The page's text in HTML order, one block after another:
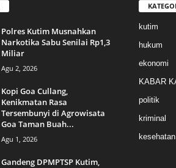
Polres Kutim Musnahkan
Narkotika Sabu Senilai Rp1,3
Miliar
Agu 2, 2026
Kopi Goa Cullang,
Kenikmatan Rasa
Tersembunyi di Agrowisata
Goa Taman Buah...
Agu 1, 2026
Gandeng DPMPTSP Kutim,
kutim
hukum
ekonomi
KABAR
politik
kriminal
kesehatan